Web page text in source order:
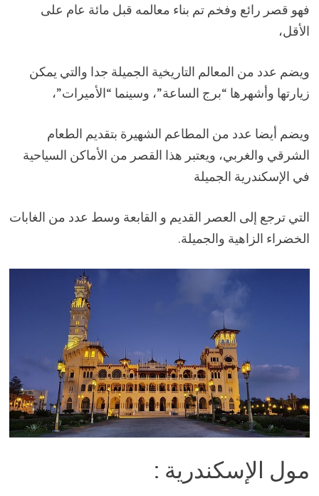
فهو قصر رائع وفخم تم بناء معالمه قبل مائة عام على
الأقل،
ويضم عدد من المعالم التاريخية الجميلة جدا والتي يمكن
زيارتها وأشهرها “برج الساعة”، وسينما “الأميرات”،
ويضم أيضا عدد من المطاعم الشهيرة بتقديم الطعام
الشرقي والغربي، ويعتبر هذا القصر من الأماكن السياحية
في الإسكندرية الجميلة
التي ترجع إلى العصر القديم و القابعة وسط عدد من الغابات
الخضراء الزاهية والجميلة.
مول الإسكندرية :